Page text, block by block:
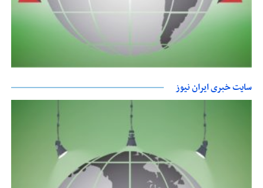
سایت خبری ایران نیوز